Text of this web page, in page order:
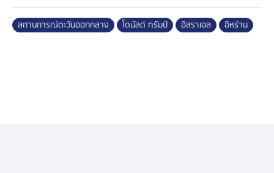
สถานการณ์ตะวันออกกลาง โดนัลด์ ทรัมป์ อิสราเอล อิหร่าน